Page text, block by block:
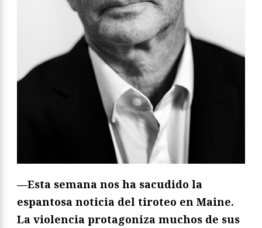
—Esta semana nos ha sacudido la
espantosa noticia del tiroteo en Maine.
La violencia protagoniza muchos de sus